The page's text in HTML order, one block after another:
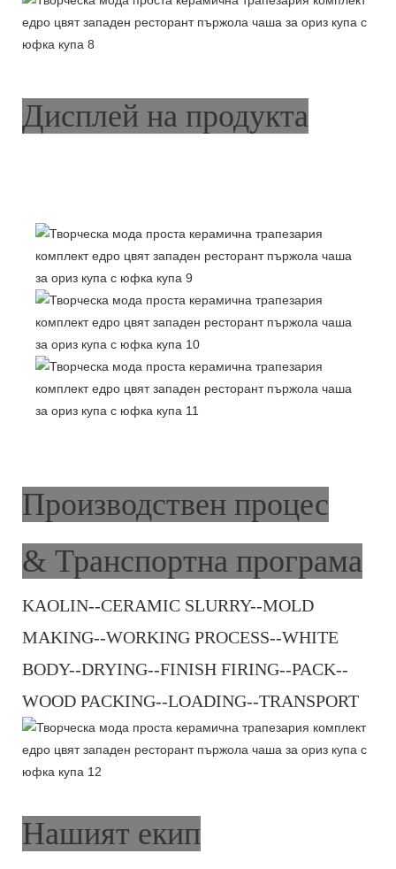
Дисплей на продукта
Производствен процес
& Транспортна програма
KAOLIN--CERAMIC SLURRY--MOLD
MAKING--WORKING PROCESS--WHITE
BODY--DRYING--FINISH FIRING--PACK--
WOOD PACKING--LOADING--TRANSPORT
Нашият екип